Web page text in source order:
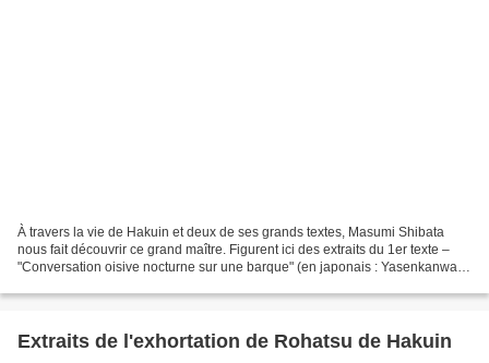
À travers la vie de Hakuin et deux de ses grands textes, Masumi Shibata
nous fait découvrir ce grand maître. Figurent ici des extraits du 1er texte –
"Conversation oisive nocturne sur une barque" (en japonais : Yasenkanwa)
Extraits de l'exhortation de Rohatsu de Hakuin